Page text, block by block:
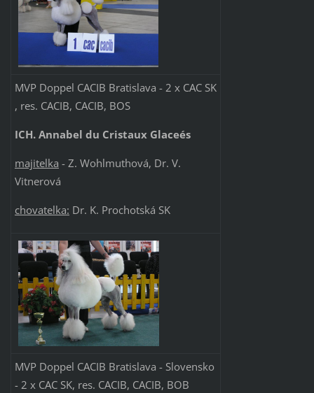
MVP Doppel CACIB Bratislava - 2 x CAC SK
, res. CACIB, CACIB, BOS
ICH. Annabel du Cristaux Glaceés
majitelka - Z. Wohlmuthová, Dr. V.
Vitnerová
chovatelka: Dr. K. Prochotská SK
MVP Doppel CACIB Bratislava - Slovensko
- 2 x CAC SK, res. CACIB, CACIB, BOB